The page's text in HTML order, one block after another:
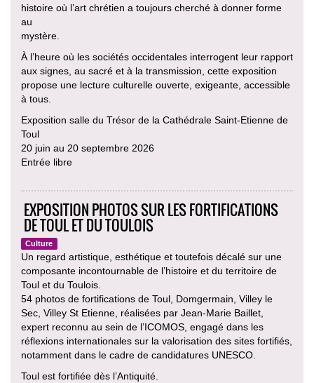
histoire où l’art chrétien a toujours cherché à donner forme
au
mystère.
À l’heure où les sociétés occidentales interrogent leur rapport
aux signes, au sacré et à la transmission, cette exposition
propose une lecture culturelle ouverte, exigeante, accessible
à tous.
Exposition salle du Trésor de la Cathédrale Saint-Etienne de
Toul
20 juin au 20 septembre 2026
Entrée libre
EXPOSITION PHOTOS SUR LES FORTIFICATIONS
DE TOUL ET DU TOULOIS
Culture
Un regard artistique, esthétique et toutefois décalé sur une
composante incontournable de l’histoire et du territoire de
Toul et du Toulois.
54 photos de fortifications de Toul, Domgermain, Villey le
Sec, Villey St Etienne, réalisées par Jean-Marie Baillet,
expert reconnu au sein de l’ICOMOS, engagé dans les
réflexions internationales sur la valorisation des sites fortifiés,
notamment dans le cadre de candidatures UNESCO.
Toul est fortifiée dès l’Antiquité.